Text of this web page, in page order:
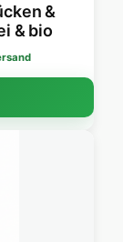
&
& bio
€ bis 18,90 €